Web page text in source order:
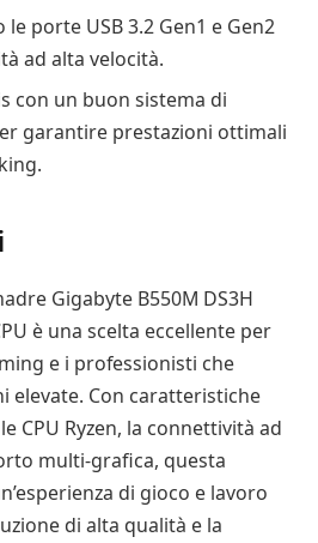
porte USB 3.2 Gen1 e Gen2
ad alta velocità.
con un buon sistema di
garantire prestazioni ottimali
Gigabyte B550M DS3H
è una scelta eccellente per
e i professionisti che
elevate. Con caratteristiche
CPU Ryzen, la connettività ad
multi-grafica, questa
di gioco e lavoro
di alta qualità e la